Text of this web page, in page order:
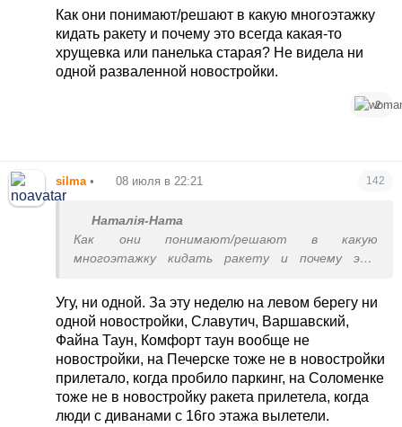
оправдание, что в многоэтажке жили
инструкторы НАТО.
Как они понимают/решают в какую многоэтажку
кидать ракету и почему это всегда какая-то
хрущевка или панелька старая? Не видела ни
одной разваленной новостройки.
2
silma • 08 июля в 22:21 142
Наталія-Ната
Как они понимают/решают в какую
многоэтажку кидать ракету и почему это
Не видела ни одной разваленной новостройки.
Угу, ни одной. За эту неделю на левом берегу ни
одной новостройки, Славутич, Варшавский,
Файна Таун, Комфорт таун вообще не
новостройки, на Печерске тоже не в новостройки
прилетало, когда пробило паркинг, на Соломенке
тоже не в новостройку ракета прилетела, когда
люди с диванами с 16го этажа вылетели.